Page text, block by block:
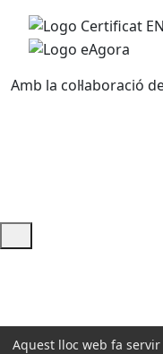
Amb la col·laboració
Aquest lloc web fa